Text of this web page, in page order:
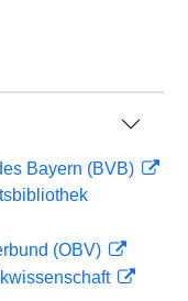
Bayern (BVB)
(OBV)